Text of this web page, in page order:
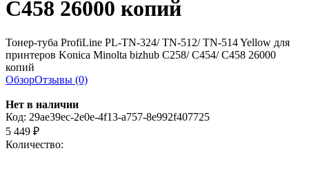
C458 26000 копий
Тонер-туба ProfiLine PL-TN-324/ TN-512/ TN-514 Yellow для
принтеров Konica Minolta bizhub C258/ C454/ C458 26000
копий
ОбзорОтзывы (0)
Нет в наличии
Код: 29ae39ec-2e0e-4f13-a757-8e992f407725
5 449 ₽
Количество: